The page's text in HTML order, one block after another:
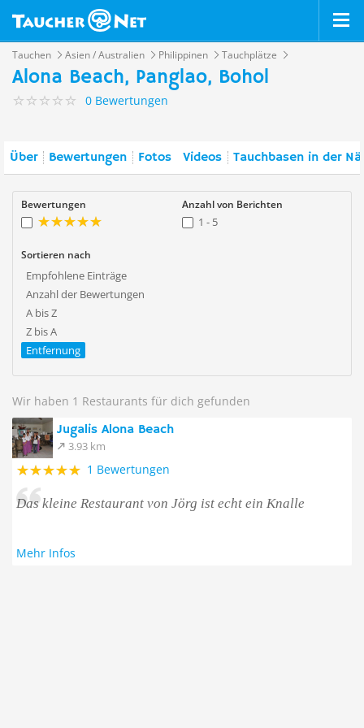
Tauchen Asien / Australien Philippinen Tauchplätze
Alona Beach, Panglao, Bohol
0 Bewertungen
Über Bewertungen Fotos Videos Tauchbasen in der
Bewertungen Anzahl von Berichten
1 - 5
Sortieren nach
Empfohlene Einträge
Anzahl der Bewertungen
A bis Z
Z bis A
Entfernung
Wir haben 1 Restaurants für dich gefunden
Jugalis Alona Beach
3.93 km
1 Bewertungen
Das kleine Restaurant von Jörg ist echt ein Knalle
Mehr Infos